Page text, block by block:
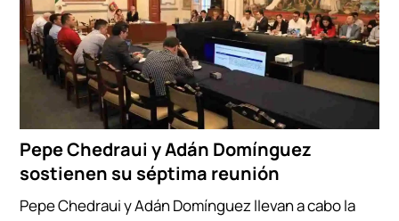
Pepe Chedraui y Adán Domínguez
sostienen su séptima reunión
Pepe Chedraui y Adán Domínguez llevan a cabo la